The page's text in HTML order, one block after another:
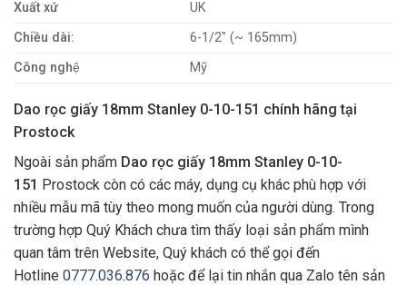
Xuất xứ
UK
Chiều dài:
6-1/2″ (~ 165mm)
Công nghệ
Mỹ
Dao rọc giấy 18mm Stanley 0-10-151 chính hãng tại
Prostock
Ngoài sản phẩm Dao rọc giấy 18mm Stanley 0-10-
151 Prostock còn có các máy, dụng cụ khác phù hợp với
nhiều mẫu mã tùy theo mong muốn của người dùng. Trong
trường hợp Quý Khách chưa tìm thấy loại sản phẩm mình
quan tâm trên Website, Quý khách có thể gọi đến
Hotline 0777.036.876 hoặc để lại tin nhắn qua Zalo tên sản